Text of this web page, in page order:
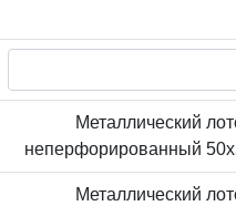
Металлический
неперфорированный
Металлический